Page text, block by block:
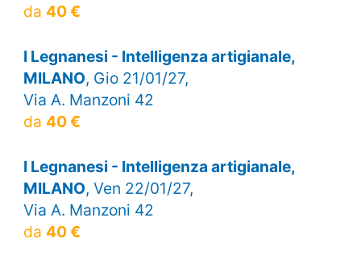
da 40 €
I Legnanesi - Intelligenza artigianale,
MILANO, Gio 21/01/27,
Via A. Manzoni 42
da 40 €
I Legnanesi - Intelligenza artigianale,
MILANO, Ven 22/01/27,
Via A. Manzoni 42
da 40 €